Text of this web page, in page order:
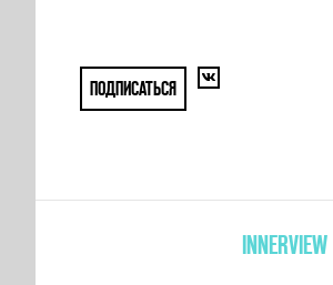
ПОДПИСАТЬСЯ
INNERVIEW